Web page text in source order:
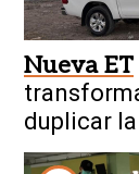
Nueva ET
duplicar
de San